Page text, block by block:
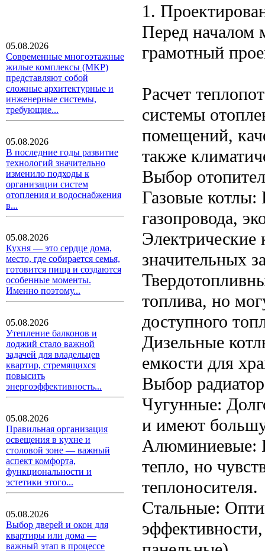
05.08.2026
Современные многоэтажные
жилые комплексы (МКР)
представляют собой
сложные архитектурные и
инженерные системы,
требующие...
05.08.2026
В последние годы развитие
технологий значительно
изменило подходы к
организации систем
отопления и водоснабжения
в...
05.08.2026
Кухня — это сердце дома,
место, где собирается семья,
готовится пища и создаются
особенные моменты.
Именно поэтому...
05.08.2026
Утепление балконов и
лоджий стало важной
задачей для владельцев
квартир, стремящихся
повысить
энергоэффективность...
05.08.2026
Правильная организация
освещения в кухне и
столовой зоне — важный
аспект комфорта,
функциональности и
эстетики этого...
05.08.2026
Выбор дверей и окон для
квартиры или дома —
важный этап в процессе
1.
Перед началом
грамотный
Расчет
системы
помещений,
также
Выбор
Газовые
газопровода,
Электрические
значительных
топлива, но
доступного
Дизельные
емкости для
Выбор
Чугунные:
и имеют
Алюминиевые:
тепло, но
теплоносителя.
Стальные: